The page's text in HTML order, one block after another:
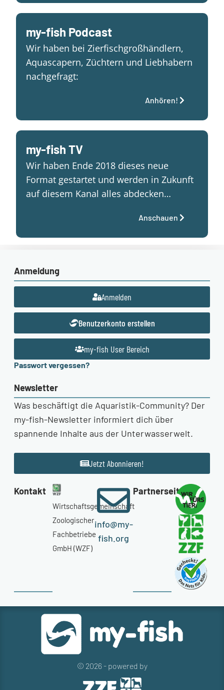
my-fish Podcast
Wir haben bei Zierfischgroßhändlern,
Aquascapern, Züchtern und Liebhabern
nachgefragt:
Anhören!
my-fish TV
Wir haben Ende 2018 dieses neue
Format gestartet und werden in Zukunft
auf diesem Kanal alles abdecken…
Anschauen
Anmeldung
Anmelden
Benutzerkonto erstellen
my-fish User Bereich
Passwort vergessen?
Newsletter
Was beschäftigt die Aquaristik-Community? Der
my-fish-Newsletter informiert dich über
spannende Inhalte aus der Unterwasserwelt.
Jetzt Abonnieren!
Kontakt
Wirtschaftsgemeinschaft
Zoologischer
Fachbetriebe
GmbH (WZF)
info@my-
fish.org
Partnerseiten
© 2026 - powered by